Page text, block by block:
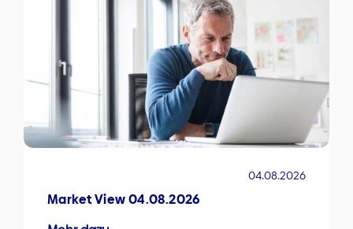
04.08.2026
Market View 04.08.2026